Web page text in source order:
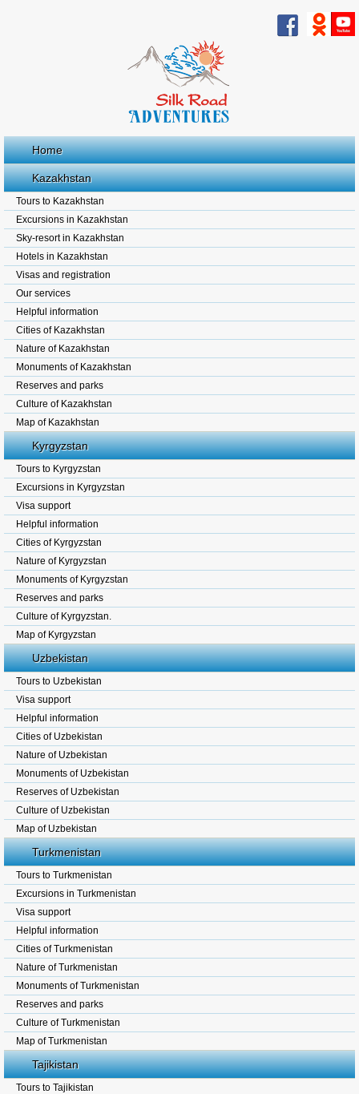
Home
Kazakhstan
Tours to Kazakhstan
Excursions in Kazakhstan
Sky-resort in Kazakhstan
Hotels in Kazakhstan
Visas and registration
Our services
Helpful information
Cities of Kazakhstan
Nature of Kazakhstan
Monuments of Kazakhstan
Reserves and parks
Culture of Kazakhstan
Map of Kazakhstan
Kyrgyzstan
Tours to Kyrgyzstan
Excursions in Kyrgyzstan
Visa support
Helpful information
Cities of Kyrgyzstan
Nature of Kyrgyzstan
Monuments of Kyrgyzstan
Reserves and parks
Culture of Kyrgyzstan.
Map of Kyrgyzstan
Uzbekistan
Tours to Uzbekistan
Visa support
Helpful information
Cities of Uzbekistan
Nature of Uzbekistan
Monuments of Uzbekistan
Reserves of Uzbekistan
Culture of Uzbekistan
Map of Uzbekistan
Turkmenistan
Tours to Turkmenistan
Excursions in Turkmenistan
Visa support
Helpful information
Cities of Turkmenistan
Nature of Turkmenistan
Monuments of Turkmenistan
Reserves and parks
Culture of Turkmenistan
Map of Turkmenistan
Tajikistan
Tours to Tajikistan